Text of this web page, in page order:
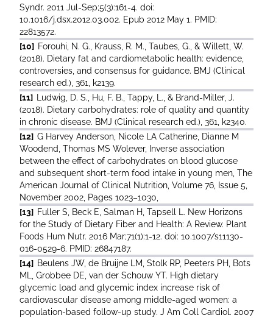
Syndr. 2011 Jul-Sep;5(3):161-4. doi:
10.1016/j.dsx.2012.03.002. Epub 2012 May 1. PMID:
22813572.
[10] Forouhi, N. G., Krauss, R. M., Taubes, G., & Willett, W.
(2018). Dietary fat and cardiometabolic health: evidence,
controversies, and consensus for guidance. BMJ (Clinical
research ed.), 361, k2139.
[11]
Ludwig, D. S., Hu, F. B., Tappy, L., & Brand-Miller, J.
(2018). Dietary carbohydrates: role of quality and quantity
in chronic disease. BMJ (Clinical research ed.), 361, k2340.
[12] G Harvey Anderson, Nicole LA Catherine, Dianne M
Woodend, Thomas MS Wolever, Inverse association
between the effect of carbohydrates on blood glucose
and subsequent short-term food intake in young men, The
American Journal of Clinical Nutrition, Volume 76, Issue 5,
November 2002, Pages 1023–1030,
[13] Fuller S, Beck E, Salman H, Tapsell L. New Horizons
for the Study of Dietary Fiber and Health: A Review. Plant
Foods Hum Nutr. 2016 Mar;71(1):1-12. doi: 10.1007/s11130-
016-0529-6. PMID: 26847187.
[14] Beulens JW, de Bruijne LM, Stolk RP, Peeters PH, Bots
ML, Grobbee DE, van der Schouw YT. High dietary
glycemic load and glycemic index increase risk of
cardiovascular disease among middle-aged women: a
population-based follow-up study. J Am Coll Cardiol. 2007